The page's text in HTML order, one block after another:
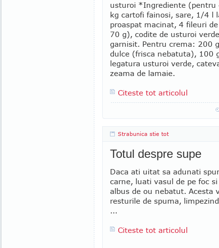
usturoi *Ingrediente
kg cartofi fainosi, sare, 1/4 l
proaspat macinat, 4 fileuri
70 g), codite de usturoi
garnisit. Pentru crema: 200
dulce (frisca nebatuta), 100
legatura usturoi verde,
zeama de lamaie.
Citeste tot articolul
Strabunica stie tot
Totul despre supe
Daca ati uitat sa adunati
carne, luati vasul de pe foc
albus de ou nebatut. Acesta
resturile de spuma,
...
Citeste tot articolul